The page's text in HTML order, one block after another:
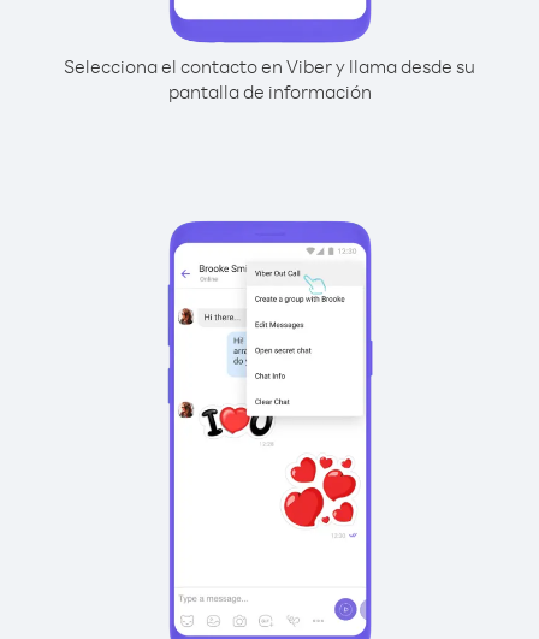
Selecciona el contacto en Viber y llama desde su
pantalla de información